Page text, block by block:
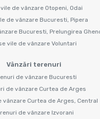
de vânzare Otopeni, Odai
de vânzare Bucuresti, Pipera
Bucuresti, Prelungirea
vile de vânzare Voluntari
Vânzări terenuri
de vânzare Bucuresti
de vânzare Curtea de Arges
vânzare Curtea de Arges, Central
de vânzare Izvorani